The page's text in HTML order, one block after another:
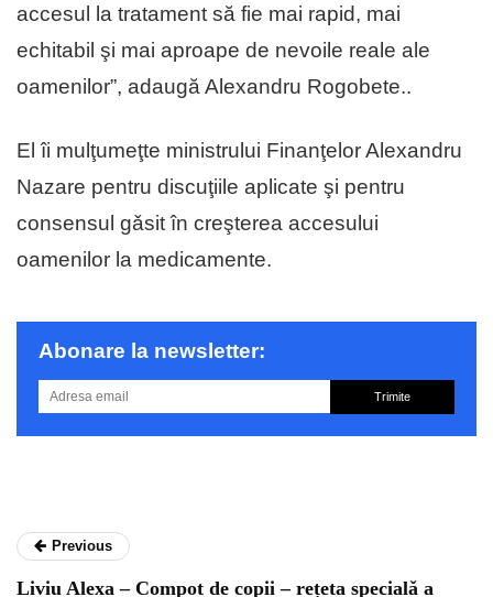
accesul la tratament să fie mai rapid, mai
echitabil şi mai aproape de nevoile reale ale
oamenilor”, adaugă Alexandru Rogobete..
El îi mulţumeţte ministrului Finanţelor Alexandru
Nazare pentru discuţiile aplicate şi pentru
consensul gǎsit în creşterea accesului
oamenilor la medicamente.
Abonare la newsletter:
Trimite
Previous
Liviu Alexa – Compot de copii – rețeta specialǎ a